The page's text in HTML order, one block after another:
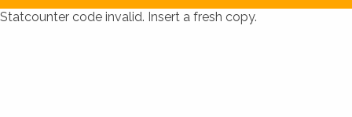
Statcounter code invalid. Insert a fresh copy.